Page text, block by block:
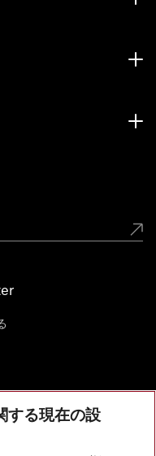
する現在の設